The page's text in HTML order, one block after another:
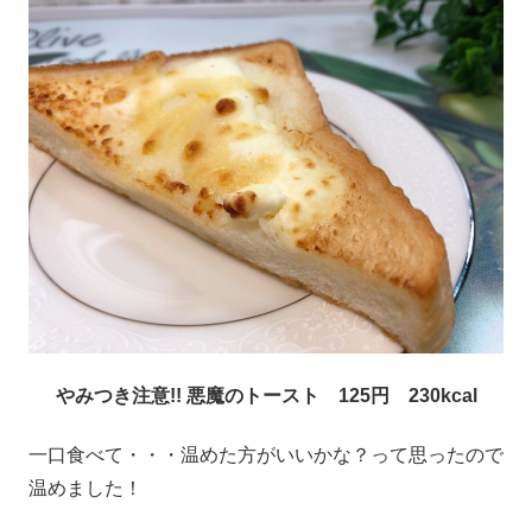
やみつき注意!! 悪魔のトースト 125円 230kcal
一口食べて・・・温めた方がいいかな？って思ったので
温めました！